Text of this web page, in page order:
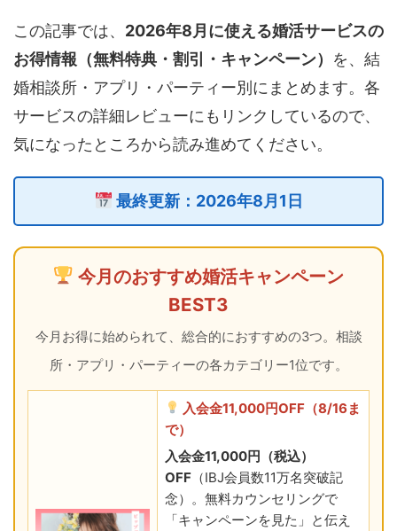
この記事では、 2026年8月に使える婚活サービスの
お得情報（無料特典・割引・キャンペーン） を、結
婚相談所・アプリ・パーティー別にまとめます。各
サービスの詳細レビューにもリンクしているので、
気になったところから読み進めてください。
最終更新：2026年8月1日
今月のおすすめ婚活キャンペーン
BEST3
今月お得に始められて、総合的におすすめの3つ。相談
所・アプリ・パーティーの各カテゴリー1位です。
入会金11,000円OFF（8/16ま
で）
入会金11,000円（税込）
OFF （IBJ会員数11万名突破記
念）。無料カウンセリングで
「キャンペーンを見た」と伝え